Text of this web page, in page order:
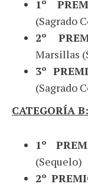
1º
(Sagrado
2º
Marsillas
3º
(Sagrado
CATEGORÍA
1º
(Sequelo)
2º